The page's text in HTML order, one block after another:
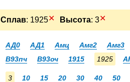
Сплав: 1925✕ Высота: 3✕
АД0 АД1 Амц Амг2
Амг3
В93пч
В93оч 1915 1925
3 10 15 20 30 40 50